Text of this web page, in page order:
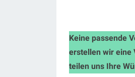
Keine passende
erstellen wir eine
teilen uns Ihre